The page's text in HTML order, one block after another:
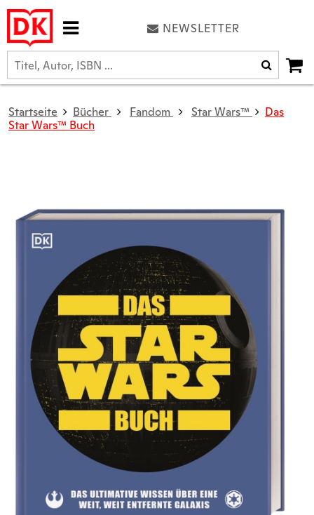
NEWSLETTER
Startseite Bücher Fandom Star Wars™
Das
Star Wars™ Buch